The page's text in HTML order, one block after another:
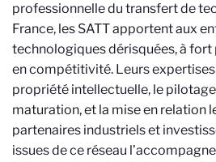
professionnelle du transfert de
France, les SATT apportent aux
technologiques dérisquées, à
en compétitivité. Leurs
propriété intellectuelle, le
maturation, et la mise en relation
partenaires industriels et
issues de ce réseau